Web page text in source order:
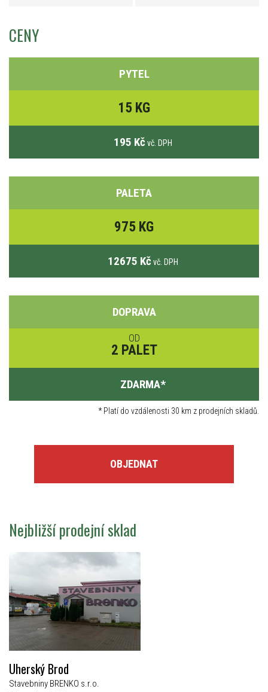
CENY
PYTEL
15 KG
195 Kč vč. DPH
PALETA
975 KG
12675 Kč vč. DPH
DOPRAVA
OD
2 PALET
ZDARMA*
*Platí do vzdálenosti 30 km z prodejních skladů.
OBJEDNAT
Nejbližší prodejní sklad
Uherský Brod
Stavebniny BRENKO s.r.o.